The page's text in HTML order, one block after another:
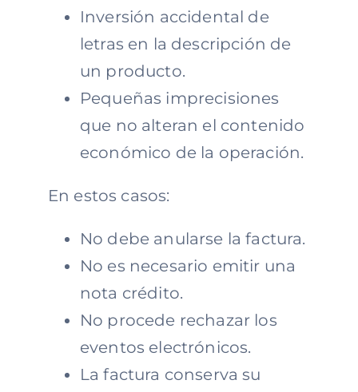
Inversión accidental de
letras en la descripción de
un producto.
Pequeñas imprecisiones
que no alteran el contenido
económico de la operación.
En estos casos:
No debe anularse la factura.
No es necesario emitir una
nota crédito.
No procede rechazar los
eventos electrónicos.
La factura conserva su